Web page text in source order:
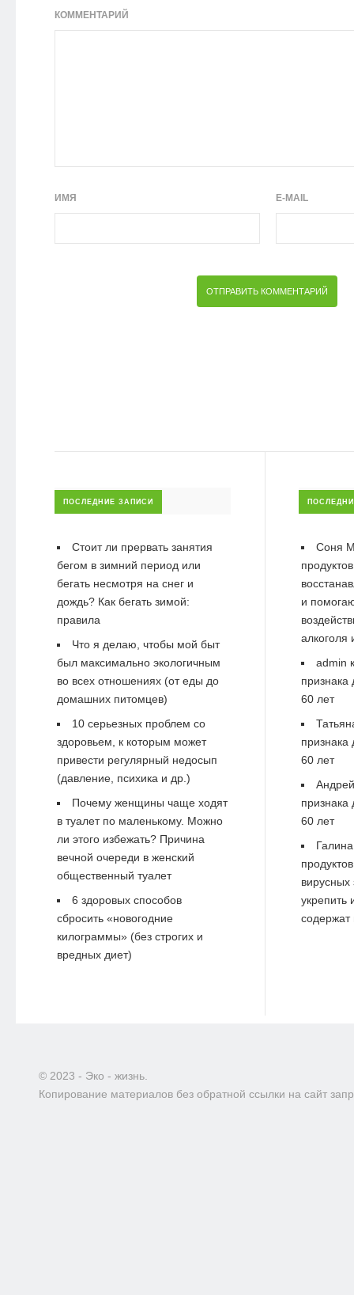
КОММЕНТАРИЙ
ИМЯ E-MAIL
ПОСЛЕДНИЕ ЗАПИСИ
Стоит ли прервать занятия
бегом в зимний период или
бегать несмотря на снег и
дождь? Как бегать зимой:
правила
Что я делаю, чтобы мой быт
был максимально экологичным
во всех отношениях (от еды до
домашних питомцев)
10 серьезных проблем со
здоровьем, к которым может
привести регулярный недосып
(давление, психика и др.)
Почему женщины чаще ходят
в туалет по маленькому. Можно
ли этого избежать? Причина
вечной очереди в женский
общественный туалет
6 здоровых способов
сбросить «новогодние
килограммы» (без строгих и
вредных диет)
Соня
и
алкоголя
admin
60 лет
60 лет
Андрей
60 лет
Галина
вирусных
укрепить
содержат
© 2023 - Эко - жизнь.
Копирование материалов без обратной ссылки на сайт